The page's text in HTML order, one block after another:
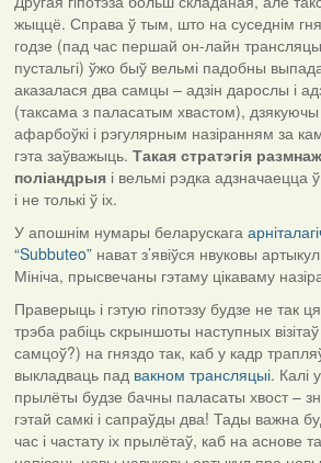
жыццё. Справа ў тым, што на суседнім
годзе (пад час першай он-лайн
пустальгі) ўжо быў вельмі падобны
аказалася два самцы – адзін дарослы і
(таксама з паласатым хвастом), дзякуючы
афарбоўкі і рэгулярным назіранням за
гэта заўважыць. Такая стратэгія
поліандрыяі вельмі рэдка адзначаецца
і не толькі ў іх.
У апошнім нумары беларускага
“Subbuteo”нават з’явіўся нвуковы
Мініча, прысвечаны гэтаму цікаваму
Праверыць і гэтую гіпотэзу будзе не так
трэба рабіць скрыншоты наступных
самцоў?) на гняздо так, каб у кадр
выкладваць пад вакном трансляцыі. Калі
прылёты будзе бачны паласаты хвост –
гэтай самкі і сапраўды два! Тады важна
час і частату іх прылётаў, каб на аснове